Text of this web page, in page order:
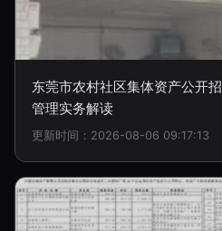
东莞市农村社区集体资产公开
管理实务解读
更新时间：2026-08-06 09:17:13